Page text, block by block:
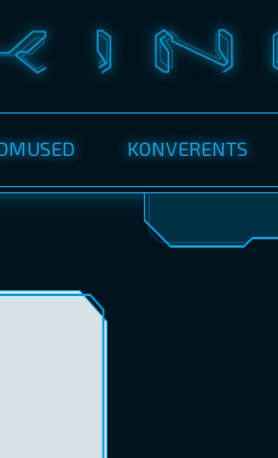
KONVERENTS